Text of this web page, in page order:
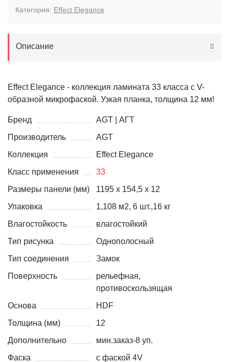
Категория: Effect Elegance
Описание
Effect Elegance - коллекция ламината 33 класса с V-
образной микрофаской. Узкая планка, толщина 12 мм!
Бренд
AGT | АГТ
Производитель
AGT
Коллекция
Effect Elegance
Класс применения
33
Размеры панели (мм)
1195 х 154,5 x 12
Упаковка
1,108 м2, 6 шт.,16 кг
Влагостойкость
влагостойкий
Тип рисунка
Однополосный
Тип соединения
Замок
Поверхность
рельефная,
противоскользящая
Основа
HDF
Толщина (мм)
12
Дополнительно
мин.заказ-8 уп.
Фаска
с фаской 4V